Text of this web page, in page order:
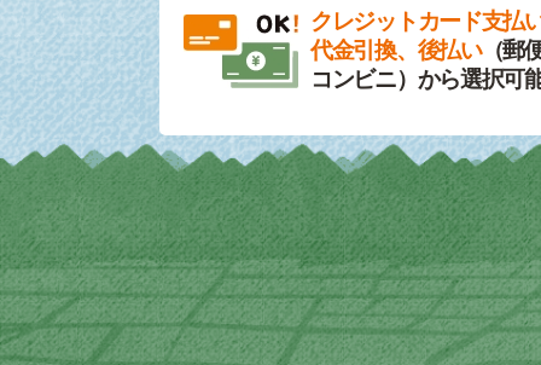
クレジットカード支払
代金引換、後払い（郵
コンビニ）から選択可